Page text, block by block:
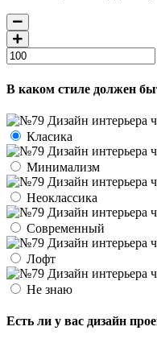
В каком стиле должен
Класика
Минимализм
Неоклассика
Современный
Лофт
Не знаю
Есть ли у вас дизайн